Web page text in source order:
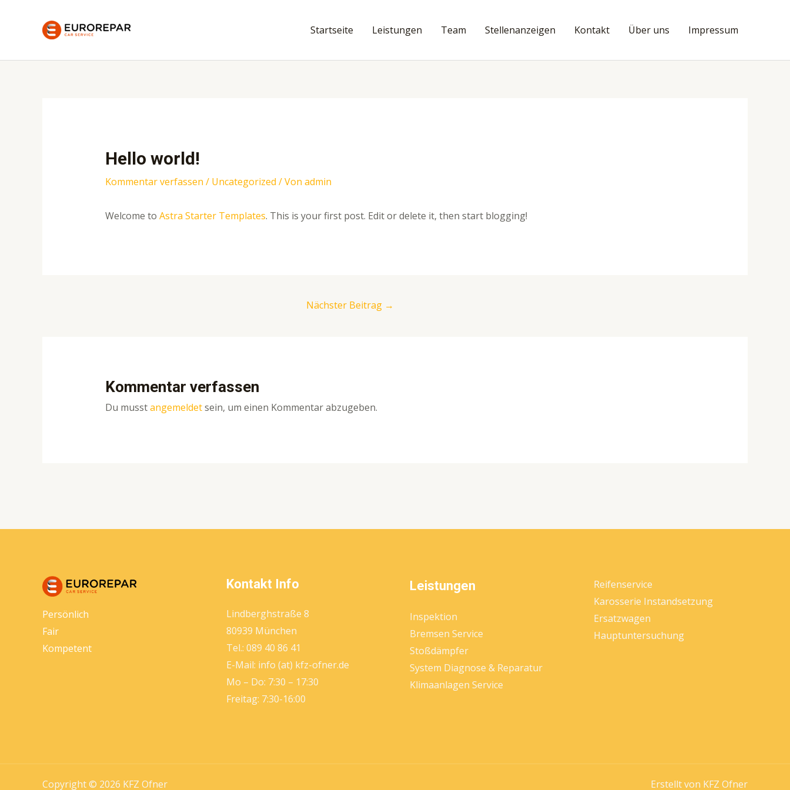
Startseite Leistungen Team Stellenanzeigen Kontakt Über uns Impressum
Hello world!
Kommentar verfassen / Uncategorized / Von admin
Welcome to Astra Starter Templates. This is your first post. Edit or delete it, then start blogging!
Nächster Beitrag →
Kommentar verfassen
Du musstangemeldetsein, um einen Kommentar abzugeben.
Persönlich
Fair
Kompetent
Kontakt Info
Lindberghstraße 8
80939 München
Tel.: 089 40 86 41
E-Mail: info (at) kfz-ofner.de
Mo – Do: 7:30 – 17:30
Freitag: 7:30-16:00
Leistungen
Inspektion
Bremsen Service
Stoßdämpfer
System Diagnose & Reparatur
Klimaanlagen Service
Reifenservice
Karosserie Instandsetzung
Ersatzwagen
Hauptuntersuchung
Copyright © 2026 KFZ Ofner Erstellt von KFZ Ofner